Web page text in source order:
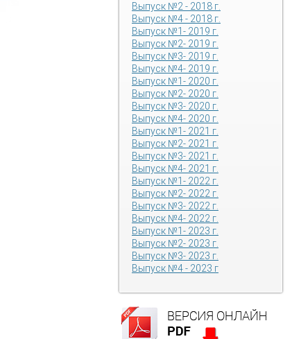
Выпуск №2 - 2018 г.
Выпуск №4 - 2018 г.
Выпуск №1- 2019 г.
Выпуск №2- 2019 г.
Выпуск №3- 2019 г.
Выпуск №4- 2019 г.
Выпуск №1- 2020 г.
Выпуск №2- 2020 г.
Выпуск №3- 2020 г.
Выпуск №4- 2020 г.
Выпуск №1- 2021 г.
Выпуск №2- 2021 г.
Выпуск №3- 2021 г.
Выпуск №4- 2021 г.
Выпуск №1- 2022 г.
Выпуск №2- 2022 г.
Выпуск №3- 2022 г.
Выпуск №4- 2022 г.
Выпуск №1- 2023 г.
Выпуск №2- 2023 г.
Выпуск №3- 2023 г.
Выпуск №4 - 2023 г